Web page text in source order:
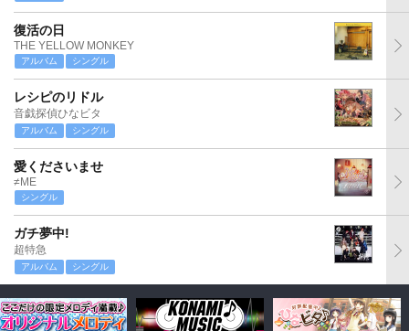
復活の日
THE YELLOW MONKEY
アルバム シングル
レシピのリドル
音戯探偵ひなビタ
アルバム シングル
愛くださいませ
≠ME
シングル
ガチ夢中!
超特急
アルバム シングル